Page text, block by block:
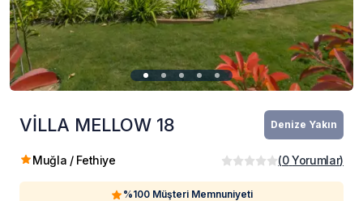
VİLLA MELLOW 18 Denize Yakın
Muğla / Fethiye (0 Yorumlar)
%100 Müşteri Memnuniyeti